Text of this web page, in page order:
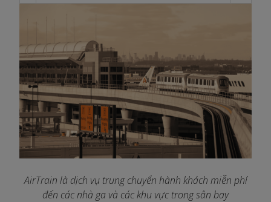
AirTrain là dịch vụ trung chuyển hành khách miễn phí
đến các nhà ga và các khu vực trong sân bay